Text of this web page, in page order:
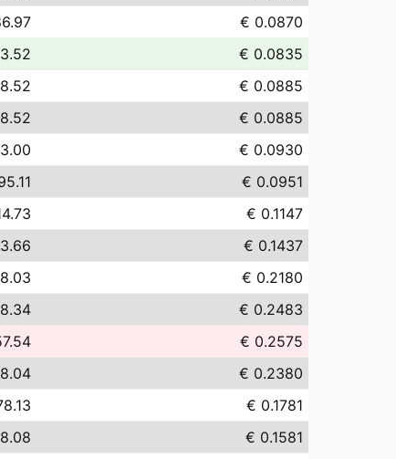
€ 0.0870
€ 0.0835
€ 0.0885
€ 0.0885
€ 0.0930
€ 0.0951
€ 0.1147
€ 0.1437
€ 0.2180
€ 0.2483
€ 0.2575
€ 0.2380
€ 0.1781
€ 0.1581